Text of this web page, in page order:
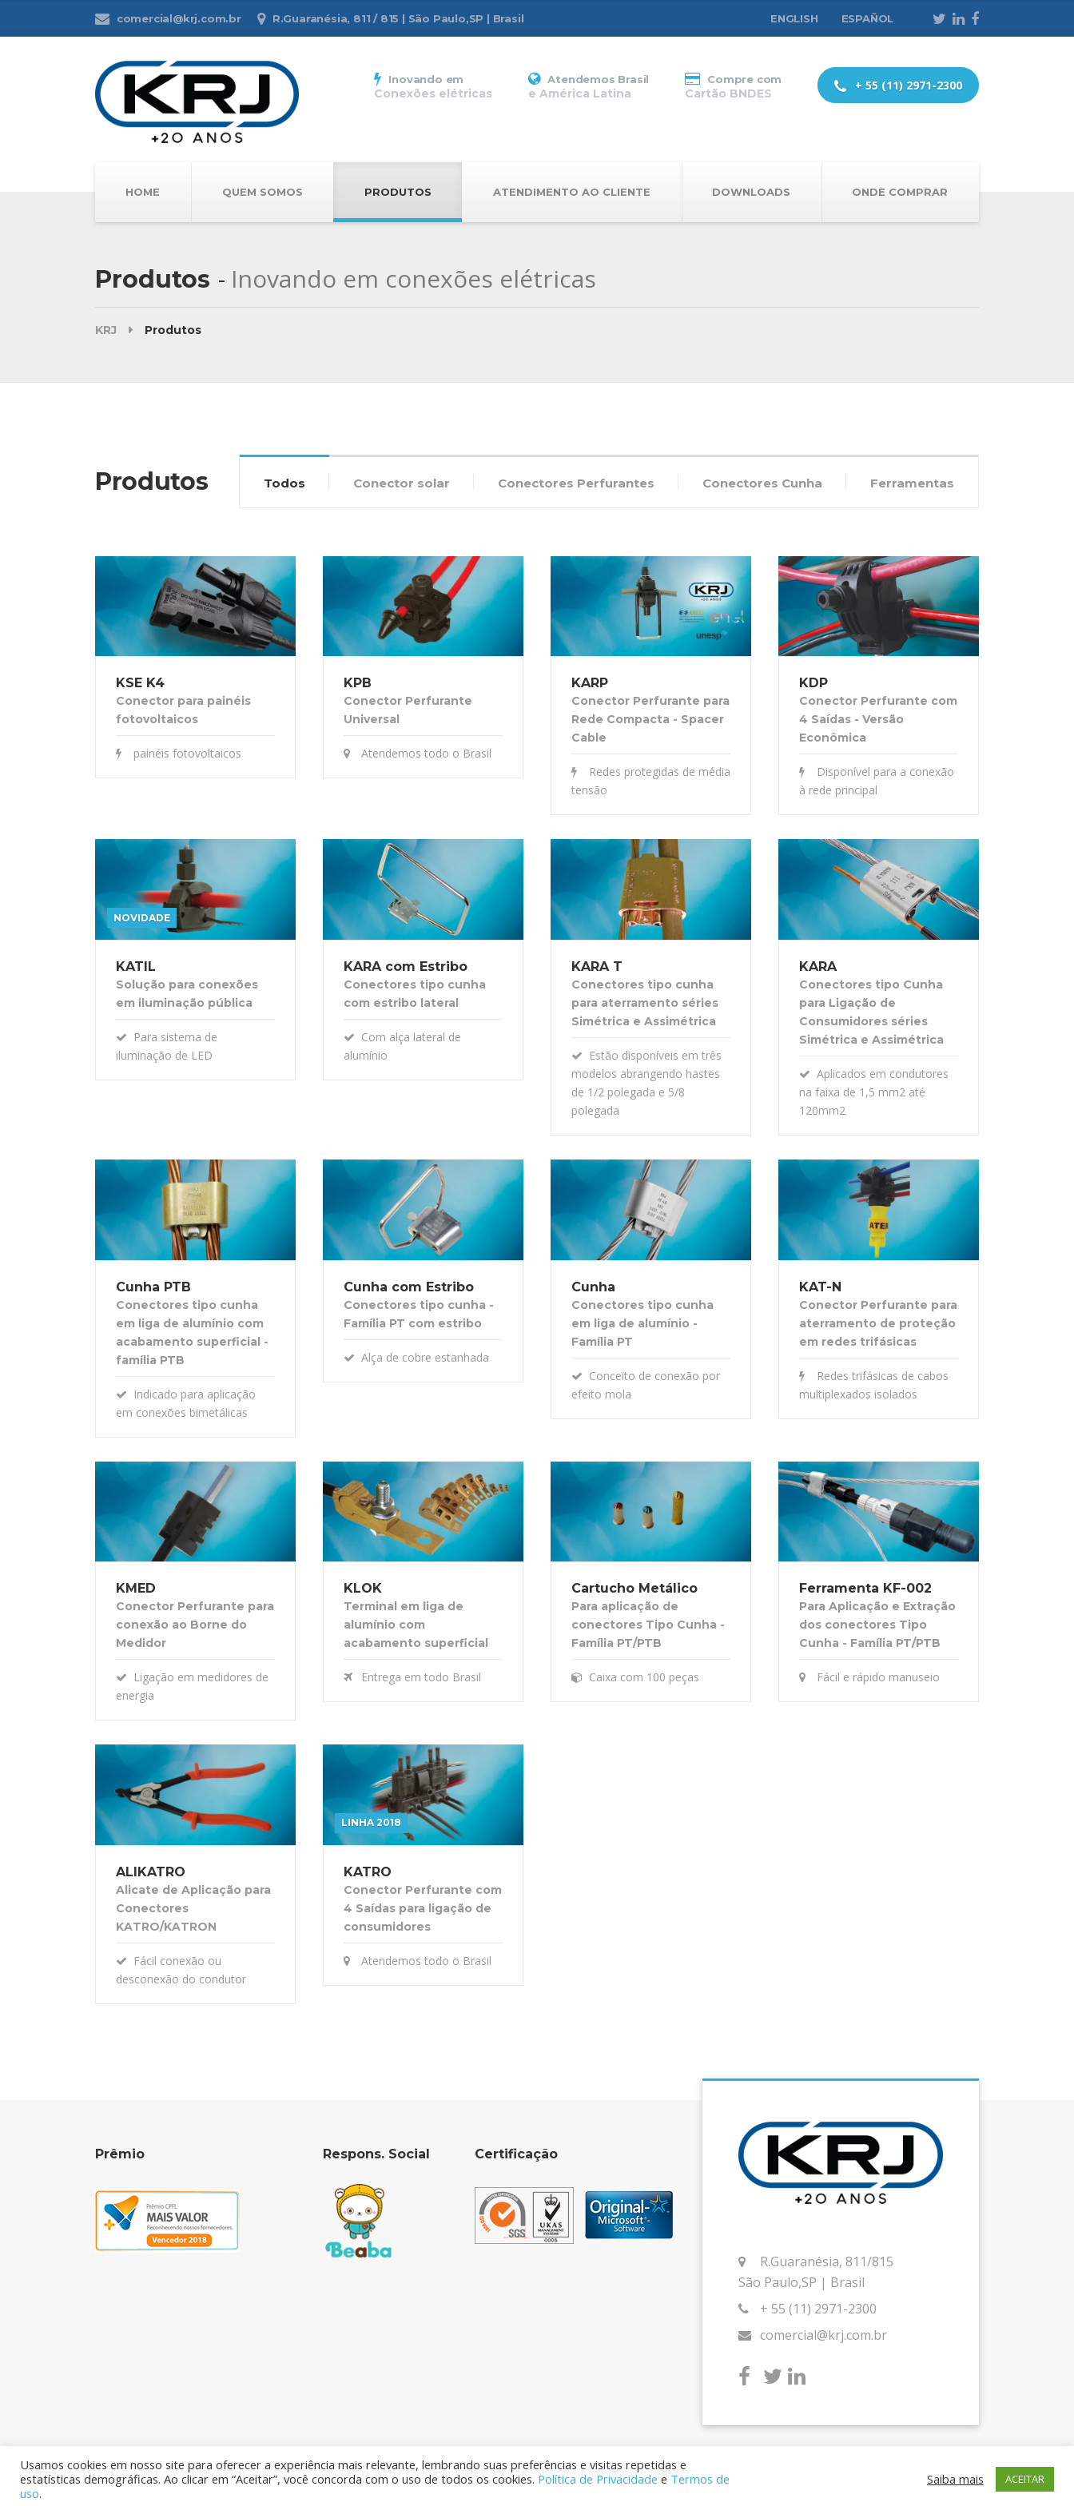
comercial@krj.com.br R.Guaranésia, 811 / 815 | São Paulo,SP | Brasil ENGLISH ESPAÑOL
HOME QUEM SOMOS PRODUTOS ATENDIMENTO AO CLIENTE DOWNLOADS ONDE COMPRAR
Inovando em
Conexões elétricas
Atendemos Brasil
e América Latina
Compre com
Cartão BNDES
+ 55 (11) 2971-2300
Produtos Inovando em conexões elétricas
KRJ Produtos
Produtos Todos Conector solar Conectores Perfurantes Conectores Cunha Ferramentas
KSE K4
Conector para painéis
fotovoltaicos
painéis fotovoltaicos
KPB
Conector Perfurante
Universal
Atendemos todo o Brasil
KARP
Conector Perfurante para
Rede Compacta - Spacer
Cable
Redes protegidas de média
tensão
KDP
Conector Perfurante com
4 Saídas - Versão
Econômica
Disponível para a conexão
à rede principal
NOVIDADE
KATIL
Solução para conexões
em iluminação pública
Para sistema de
iluminação de LED
KARA com Estribo
Conectores tipo cunha
com estribo lateral
Com alça lateral de
alumínio
KARA T
Conectores tipo cunha
para aterramento séries
Simétrica e Assimétrica
Estão disponíveis em três
modelos abrangendo hastes
de 1/2 polegada e 5/8
polegada
KARA
Conectores tipo Cunha
para Ligação de
Consumidores séries
Simétrica e Assimétrica
Aplicados em condutores
na faixa de 1,5 mm2 até
120mm2
Cunha PTB
Conectores tipo cunha
em liga de alumínio com
acabamento superficial -
família PTB
Indicado para aplicação
em conexões bimetálicas
Cunha com Estribo
Conectores tipo cunha -
Família PT com estribo
Alça de cobre estanhada
Cunha
Conectores tipo cunha
em liga de alumínio -
Família PT
Conceito de conexão por
efeito mola
KAT-N
Conector Perfurante para
aterramento de proteção
em redes trifásicas
Redes trifásicas de cabos
multiplexados isolados
KMED
Conector Perfurante para
conexão ao Borne do
Medidor
Ligação em medidores de
energia
KLOK
Terminal em liga de
alumínio com
acabamento superficial
Entrega em todo Brasil
Cartucho Metálico
Para aplicação de
conectores Tipo Cunha -
Família PT/PTB
Caixa com 100 peças
Ferramenta KF-002
Para Aplicação e Extração
dos conectores Tipo
Cunha - Família PT/PTB
Fácil e rápido manuseio
ALIKATRO
Alicate de Aplicação para
Conectores
KATRO/KATRON
Fácil conexão ou
desconexão do condutor
LINHA 2018
KATRO
Conector Perfurante com
4 Saídas para ligação de
consumidores
Atendemos todo o Brasil
Prêmio Respons. Social Certificação
R.Guaranésia, 811/815
São Paulo,SP | Brasil
+ 55 (11) 2971-2300
comercial@krj.com.br
KRJ Indústria e Comércio Ltda.Todos os Direitos Reservados © 2026 by blue media studios
Usamos cookies em nosso site para oferecer a experiência mais relevante, lembrando suas preferências e visitas repetidas e
estatísticas demográficas. Ao clicar em “Aceitar”, você concorda com o uso de todos os cookies. Política de Privacidade e Termos de
uso.
Saiba mais ACEITAR